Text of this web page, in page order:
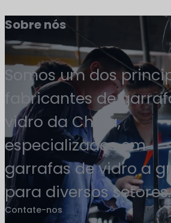
Sobre nós
Somos um dos
fabricantes de
vidro da China,
especializados em
garrafas de vidro a
para diversos setores.
Contate-nos